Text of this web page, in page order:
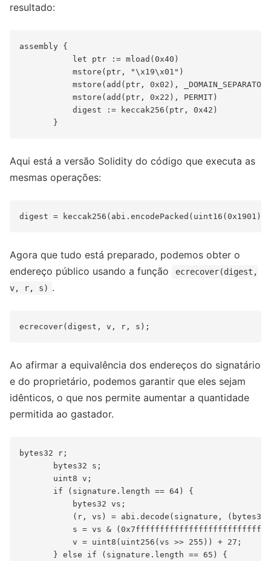
resultado:
assembly {
           let ptr := mload(0x40)
           mstore(ptr, "\x19\x01")
           mstore(add(ptr, 0x02), _DOMAIN_SEPARATOR)
           mstore(add(ptr, 0x22), PERMIT)
           digest := keccak256(ptr, 0x42)
Aqui está a versão Solidity do código que executa as
mesmas operações:
Agora que tudo está preparado, podemos obter o
endereço público usando a função
ecrecover(digest,
v, r, s) .
Ao afirmar a equivalência dos endereços do signatário
e do proprietário, podemos garantir que eles sejam
idênticos, o que nos permite aumentar a quantidade
permitida ao gastador.
bytes32 r;
       bytes32 s;
       uint8 v;
       if (signature.length == 64) {
           bytes32 vs;
(r, vs) = abi.decode(signature,
s = vs &
           v = uint8(uint256(vs >> 255)) + 27;
       } else if (signature.length == 65) {